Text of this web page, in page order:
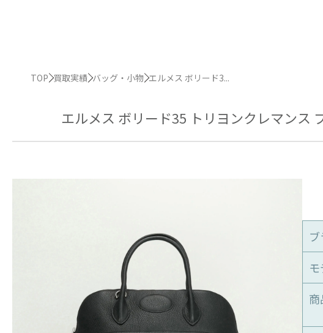
TOP 買取実績 バッグ・小物 エルメス ボリード3...
エルメス ボリード35 トリヨンクレマンス
商